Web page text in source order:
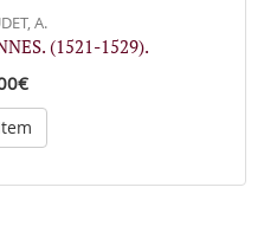
A.
(1521-1529).